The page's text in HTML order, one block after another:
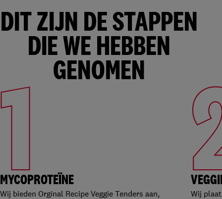
DIT ZIJN DE STAPPEN
DIE WE HEBBEN
GENOMEN
1
MYCOPROTEÏNE
Wij bieden Orginal Recipe Veggie Tenders aan,
Wij